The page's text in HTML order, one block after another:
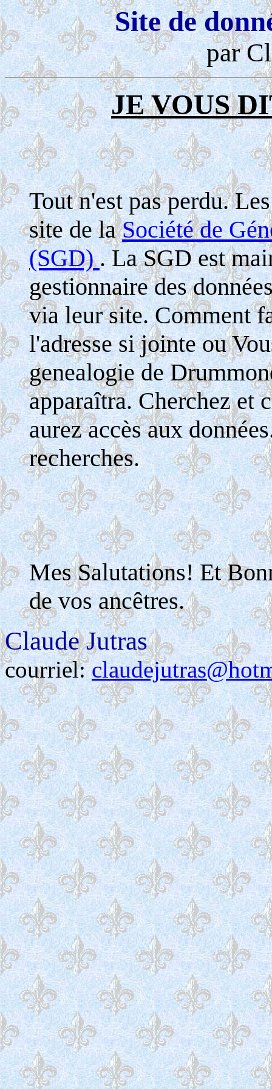
Site de
par
JE VOUS
Tout n'est pas perdu.
site de laSociété de
(SGD). La SGD est
gestionnaire des
via leur site. Comment
l'adresse si jointe ou
genealogie de
apparaîtra. Cherchez et
aurez accès aux
recherches.
Mes Salutations! Et
de vos ancêtres.
Claude Jutras
courriel: